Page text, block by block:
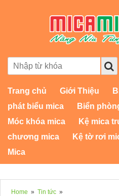
Trang chủ Giới Thiệu
phát biểu mica
Biển
Móc khóa mica
Kệ mica
chương mica
Kệ tờ rơi
Mica
Home » Tin tức »